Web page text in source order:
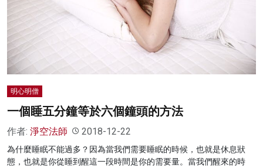
明心明僧
一個睡五分鐘等於六個鐘頭的方法
作者: 淨空法師 2018-12-22
為什麼睡眠不能過多？因為當我們需要睡眠的時候，也就是休息狀
態，也就是你從睡到醒這一段時間是你的需要量。當我們醒來的時